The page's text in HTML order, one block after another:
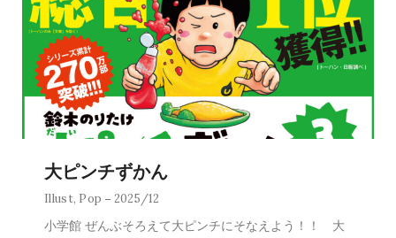
大ピンチずかん
Illust, Pop 2025/12
小学館 ぜんぶそろえて大ピンチにそなえよう！！ 大